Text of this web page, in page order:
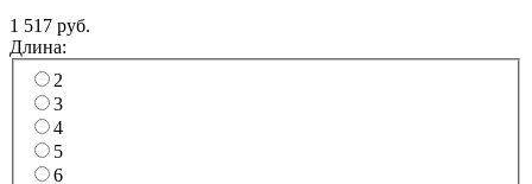
1 517 руб.
Длина:
2
3
4
5
6